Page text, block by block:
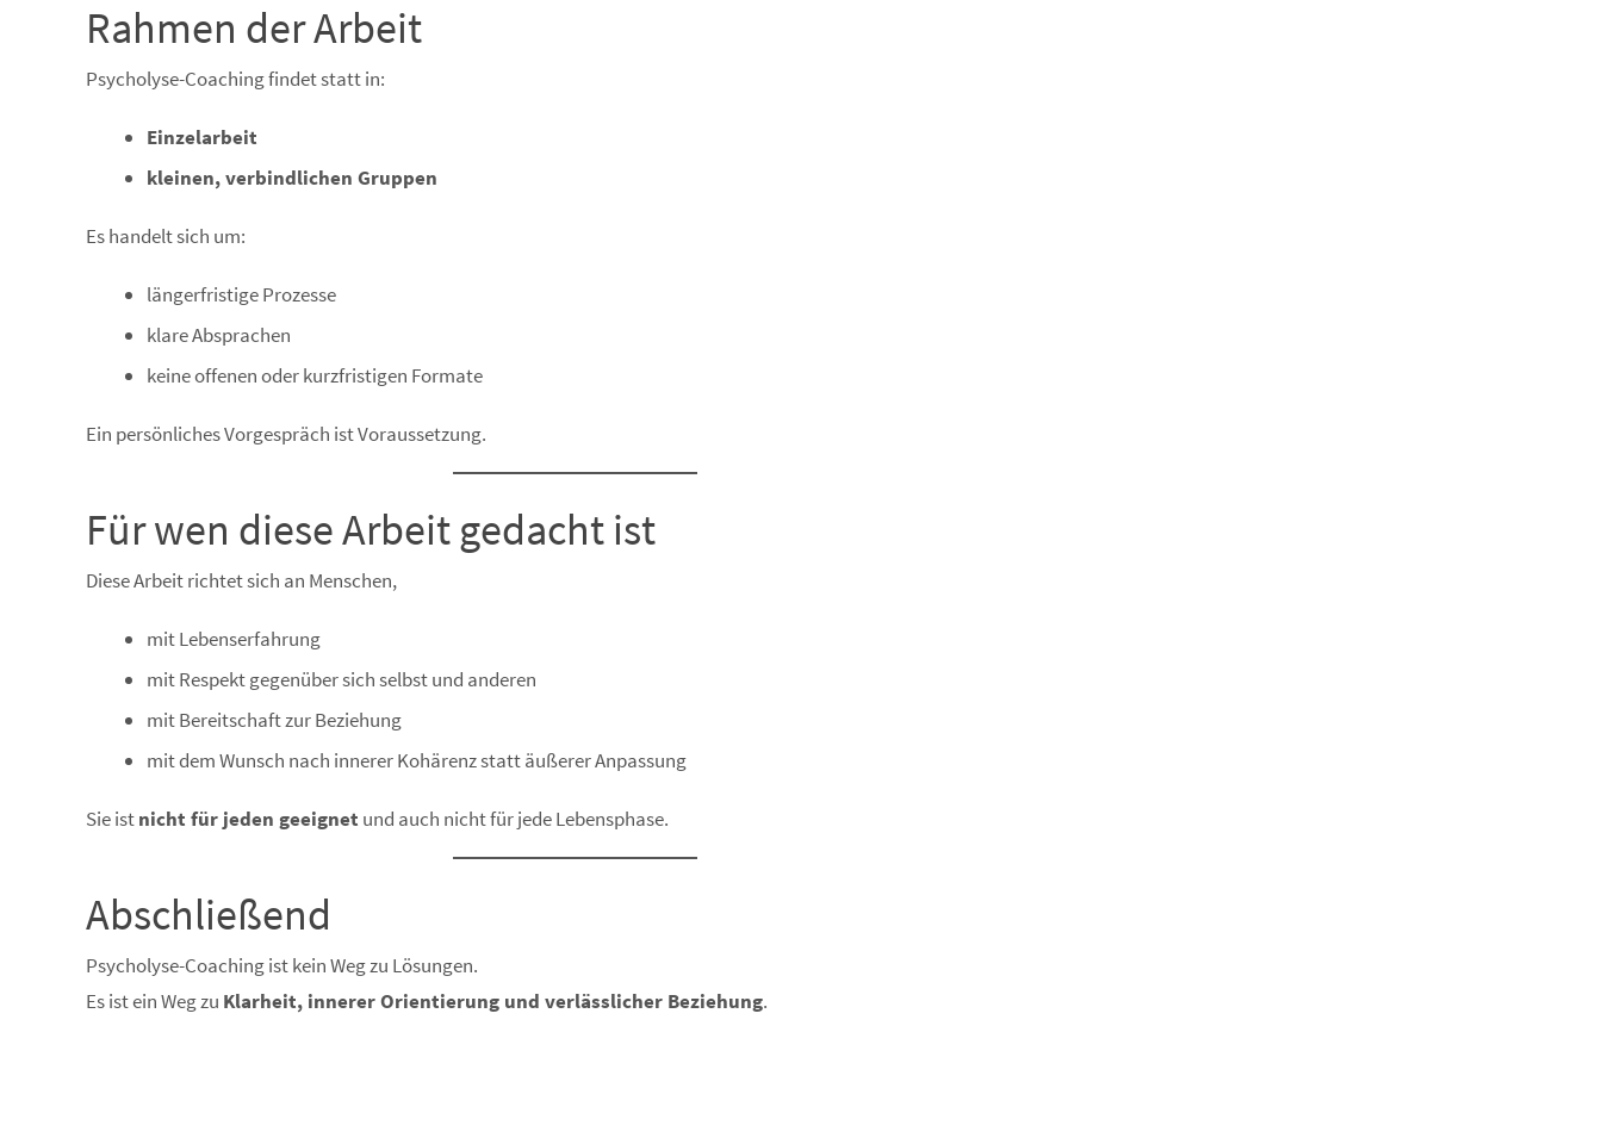
Rahmen der Arbeit
Psycholyse-Coaching findet statt in:
Einzelarbeit
kleinen, verbindlichen Gruppen
Es handelt sich um:
längerfristige Prozesse
klare Absprachen
keine offenen oder kurzfristigen Formate
Ein persönliches Vorgespräch ist Voraussetzung.
Für wen diese Arbeit gedacht ist
Diese Arbeit richtet sich an Menschen,
mit Lebenserfahrung
mit Respekt gegenüber sich selbst und anderen
mit Bereitschaft zur Beziehung
mit dem Wunsch nach innerer Kohärenz statt äußerer Anpassung
Sie istnicht für jeden geeignet und auch nicht für jede Lebensphase.
Abschließend
Psycholyse-Coaching ist kein Weg zu Lösungen.
Es ist ein Weg zu Klarheit, innerer Orientierung und verlässlicher Beziehung.